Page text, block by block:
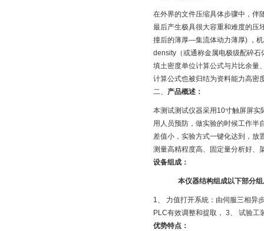
在外界的文件压缩具体步骤中，伴
最后产生极具很大容重和难度的压
撞后的薄厚—集流体动力薄厚) ，
density（或通称金属电极级配碎
填土密度单位计算公式与片比余量
计算公式也被归结为资料能力高密
二、 产品概述：
本测试测试仪器采用10寸触屏屏实
用人员预防，做实验的时候工作半
差值小，实验方式一键化达到，放
测量高精程度高、固定量分析好、
设备组成：
本仪器结构组成以下部分
1、 力值打开系統：由伺服三相异
PLC有效调整和提取， 3、 试验
优势特点：